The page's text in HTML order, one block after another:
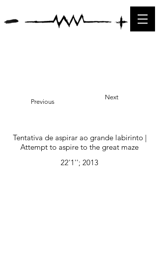
Previous
Next
Tentativa de aspirar ao grande labirinto |
Attempt to aspire to the great maze
22'1''; 2013